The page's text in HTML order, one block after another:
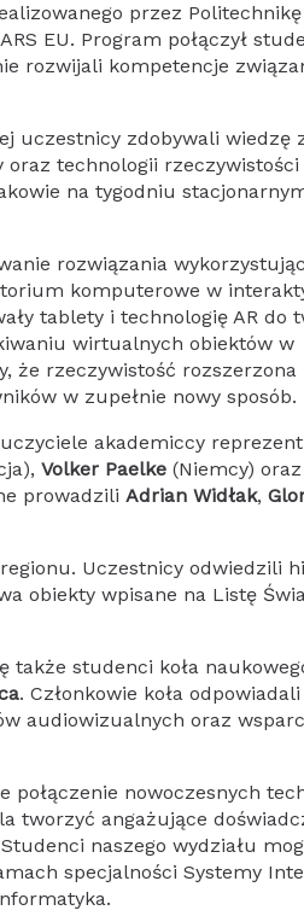
przez Politechnikę
EU. Program połączył
rozwijali kompetencje
uczestnicy zdobywali wiedzę
oraz technologii
na tygodniu
rozwiązania
komputerowe w
tablety i technologię AR do
wirtualnych obiektów w
że rzeczywistość rozszerzona
w zupełnie nowy sposób.
akademiccy
Volker Paelke (Niemcy) oraz
prowadziliAdrian Widłak,
Uczestnicy odwiedzili
obiekty wpisane na Listę
także studenci koła
. Członkowie koła
audiowizualnych oraz
połączenie nowoczesnych
tworzyć angażujące
naszego wydziału
specjalności Systemy